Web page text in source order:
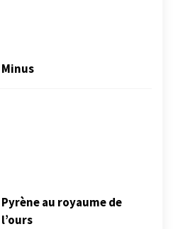
Minus
Pyrène au royaume de
l’ours